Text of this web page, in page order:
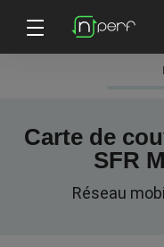
Carte de
SFR
Réseau